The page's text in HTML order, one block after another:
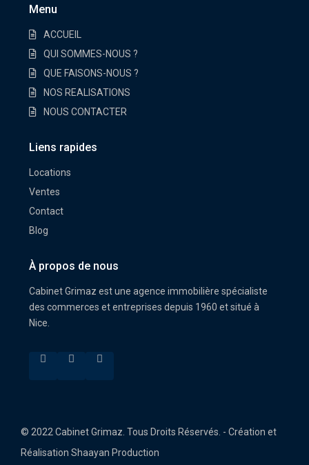
Menu
ACCUEIL
QUI SOMMES-NOUS ?
QUE FAISONS-NOUS ?
NOS REALISATIONS
NOUS CONTACTER
Liens rapides
Locations
Ventes
Contact
Blog
À propos de nous
Cabinet Grimaz est une agence immobilière spécialiste
des commerces et entreprises depuis 1960 et situé à
Nice.
© 2022 Cabinet Grimaz. Tous Droits Réservés. - Création et
Réalisation Shaayan Production